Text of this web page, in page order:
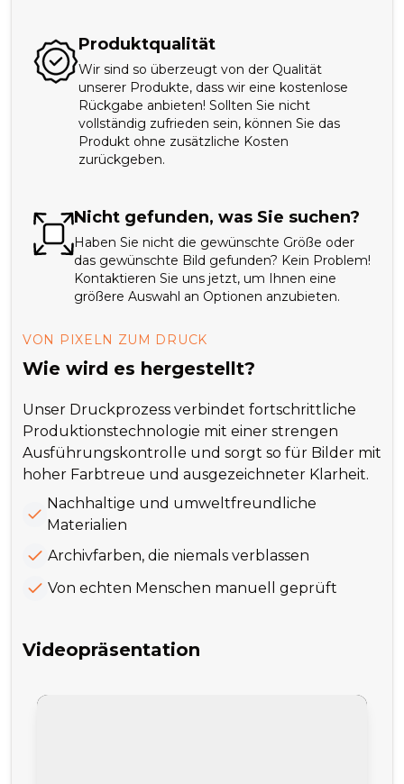
Produktqualität
Wir sind so überzeugt von der Qualität
unserer Produkte, dass wir eine kostenlose
Rückgabe anbieten! Sollten Sie nicht
vollständig zufrieden sein, können Sie das
Produkt ohne zusätzliche Kosten
zurückgeben.
Nicht gefunden, was Sie suchen?
Haben Sie nicht die gewünschte Größe oder
das gewünschte Bild gefunden? Kein Problem!
Kontaktieren Sie uns jetzt, um Ihnen eine
größere Auswahl an Optionen anzubieten.
VON PIXELN ZUM DRUCK
Wie wird es hergestellt?
Unser Druckprozess verbindet fortschrittliche
Produktionstechnologie mit einer strengen
Ausführungskontrolle und sorgt so für Bilder mit
hoher Farbtreue und ausgezeichneter Klarheit.
Nachhaltige und umweltfreundliche
Materialien
Archivfarben, die niemals verblassen
Von echten Menschen manuell geprüft
Videopräsentation